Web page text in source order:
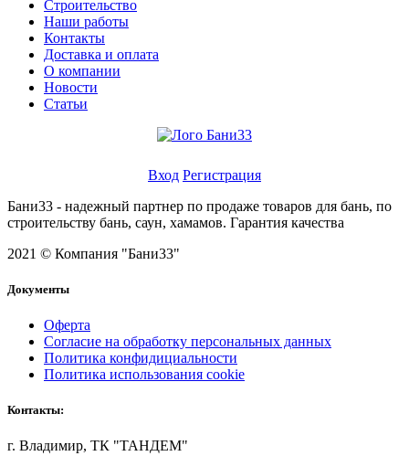
Строительство
Наши работы
Контакты
Доставка и оплата
О компании
Новости
Статьи
Вход Регистрация
Бани33 - надежный партнер по продаже товаров для бань, по
строительству бань, саун, хамамов. Гарантия качества
2021 © Компания "Бани33"
Документы
Оферта
Согласие на обработку персональных данных
Политика конфидициальности
Политика использования cookie
Контакты:
г. Владимир, ТК "ТАНДЕМ"